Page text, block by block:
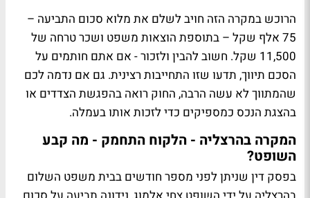
הרוכש במקרה הזה חויב לשלם את מלוא סכום התביעה –
75 אלף שקל – בתוספת הוצאות משפט ושכר טרחה של
11,500 שקל. חשוב להבין ולזכור - אם אתם חותמים על
הסכם תיווך, תדעו שזו התחייבות רצינית. גם אם נדמה לכם
שהמתווך לא עשה הרבה, החוק רואה בהפגשת הצדדים או
בהצגת הנכס כמספיקים כדי לזכות אותו בעמלה.
המקרה בהרצליה - הלקוח התחמק - מה קבע
השופט?
בפסק דין שניתן לפני מספר חודשים בבית משפט השלום